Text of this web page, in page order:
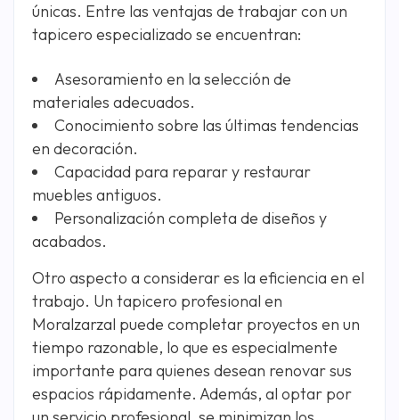
únicas. Entre las ventajas de trabajar con un
tapicero especializado se encuentran:
Asesoramiento en la selección de
materiales adecuados.
Conocimiento sobre las últimas tendencias
en decoración.
Capacidad para reparar y restaurar
muebles antiguos.
Personalización completa de diseños y
acabados.
Otro aspecto a considerar es la eficiencia en el
trabajo. Un tapicero profesional en
Moralzarzal puede completar proyectos en un
tiempo razonable, lo que es especialmente
importante para quienes desean renovar sus
espacios rápidamente. Además, al optar por